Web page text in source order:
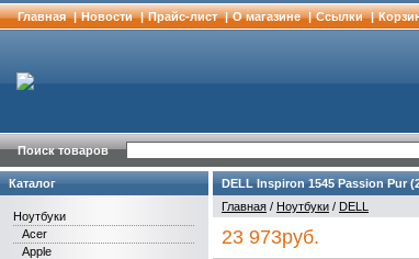
Главная | Новости | Прайс-лист | О магазине | Cсылки |
Поиск товаров
Каталог
Ноутбуки
Acer
Apple
DELL Inspiron 1545 Passion Pur
Главная / Ноутбуки / DELL
23 973руб.